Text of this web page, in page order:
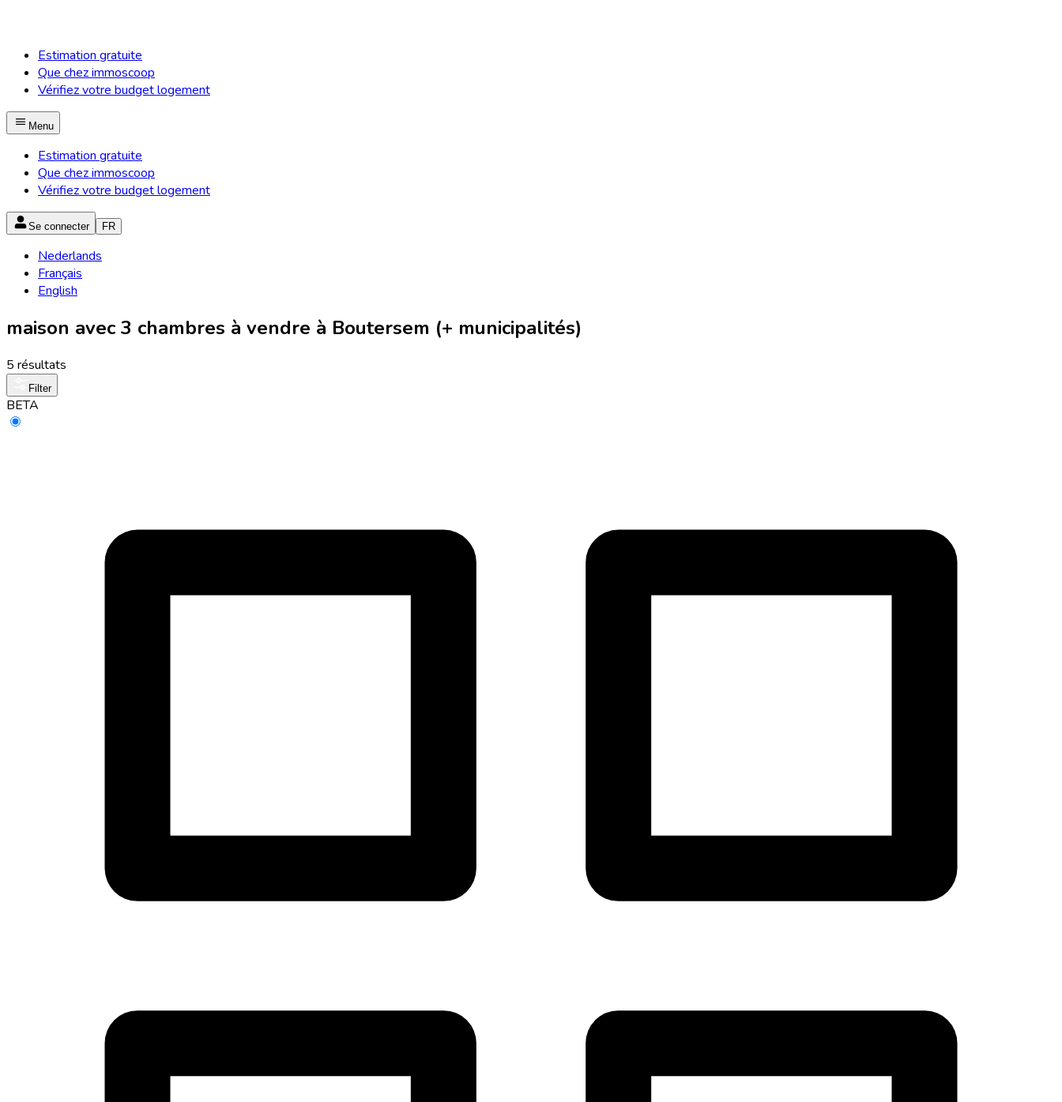
Estimation gratuite
Que chez immoscoop
Vérifiez votre budget logement
Menu
Estimation gratuite
Que chez immoscoop
Vérifiez votre budget logement
Se connecter FR
Nederlands
Français
English
maison avec 3 chambres à vendre à Boutersem (+ municipalités)
5 résultats
Filter
BETA